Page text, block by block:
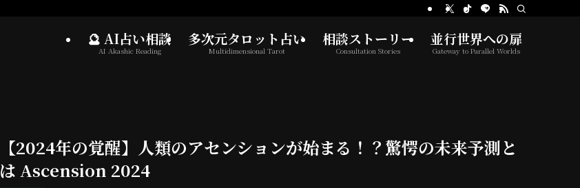
🔮 AI占い相談
AI Akashic Reading
多次元タロット占い
Multidimensional Tarot
相談ストーリー
Consultation Stories
並行世界への扉
Gateway to Parallel Worlds
【2024年の覚醒】人類のアセンションが始まる！？驚愕の未来予測と
は Ascension 2024